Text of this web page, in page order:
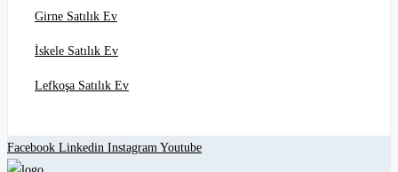
Girne Satılık Ev
İskele Satılık Ev
Lefkoşa Satılık Ev
Facebook Linkedin Instagram Youtube